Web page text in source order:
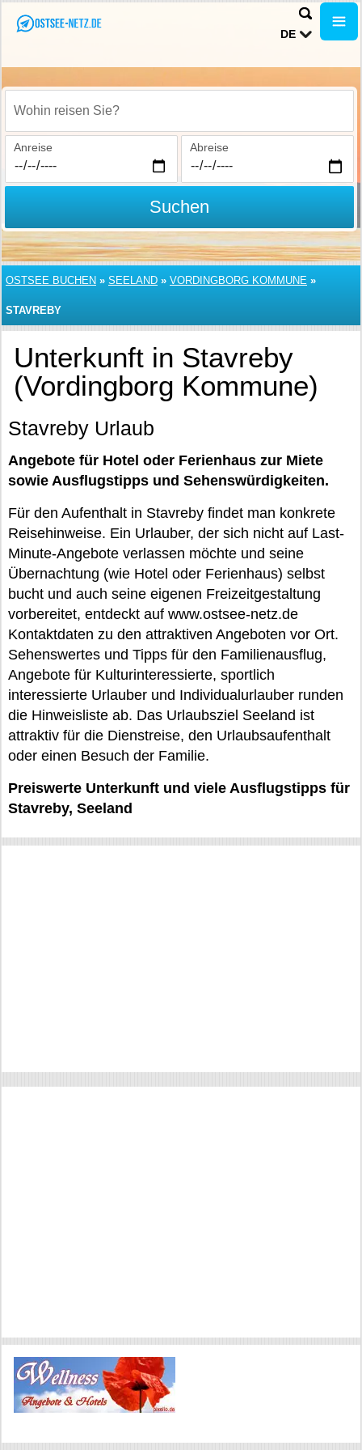
DE
Wohin reisen Sie?
Anreise Abreise
Suchen
OSTSEE BUCHEN » SEELAND » VORDINGBORG KOMMUNE »
STAVREBY
Unterkunft in Stavreby
(Vordingborg Kommune)
Stavreby Urlaub
Angebote für Hotel oder Ferienhaus zur Miete
sowie Ausflugstipps und Sehenswürdigkeiten.
Für den Aufenthalt in Stavreby findet man konkrete
Reisehinweise. Ein Urlauber, der sich nicht auf Last-
Minute-Angebote verlassen möchte und seine
Übernachtung (wie Hotel oder Ferienhaus) selbst
bucht und auch seine eigenen Freizeitgestaltung
vorbereitet, entdeckt auf www.ostsee-netz.de
Kontaktdaten zu den attraktiven Angeboten vor Ort.
Sehenswertes und Tipps für den Familienausflug,
Angebote für Kulturinteressierte, sportlich
interessierte Urlauber und Individualurlauber runden
die Hinweisliste ab. Das Urlaubsziel Seeland ist
attraktiv für die Dienstreise, den Urlaubsaufenthalt
oder einen Besuch der Familie.
Preiswerte Unterkunft und viele Ausflugstipps für
Stavreby, Seeland